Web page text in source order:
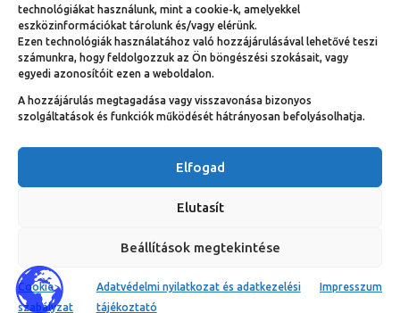
technológiákat használunk, mint a cookie-k, amelyekkel
eszközinformációkat tárolunk és/vagy elérünk.
Ezen technológiák használatához való hozzájárulásával lehetővé teszi
számunkra, hogy feldolgozzuk az Ön böngészési szokásait, vagy
egyedi azonosítóit ezen a weboldalon.
A hozzájárulás megtagadása vagy visszavonása bizonyos
szolgáltatások és funkciók működését hátrányosan befolyásolhatja.
Elfogad
Elutasít
Beállítások megtekintése
Cookie
szabályzat
Adatvédelmi nyilatkozat és adatkezelési
tájékoztató
Impresszum
© Copyright 1991 – 2025.
Nemzeti Ambassador Club Magyarország hivatalos
weboldala | Néhány jog fenntartva!